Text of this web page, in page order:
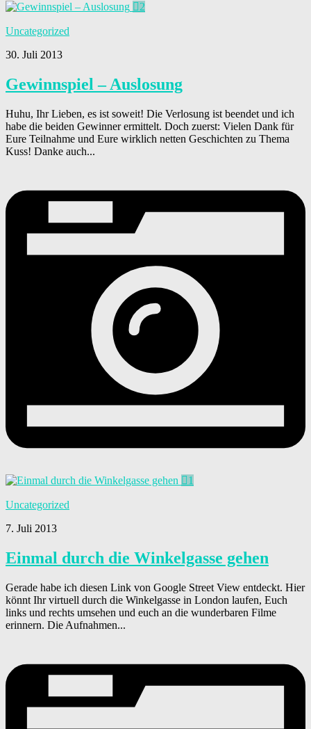
2
Uncategorized
30. Juli 2013
Gewinnspiel – Auslosung
Huhu, Ihr Lieben, es ist soweit! Die Verlosung ist beendet und ich
habe die beiden Gewinner ermittelt. Doch zuerst: Vielen Dank für
Eure Teilnahme und Eure wirklich netten Geschichten zu Thema
Kuss! Danke auch...
1
Uncategorized
7. Juli 2013
Einmal durch die Winkelgasse gehen
Gerade habe ich diesen Link von Google Street View entdeckt. Hier
könnt Ihr virtuell durch die Winkelgasse in London laufen, Euch
links und rechts umsehen und euch an die wunderbaren Filme
erinnern. Die Aufnahmen...